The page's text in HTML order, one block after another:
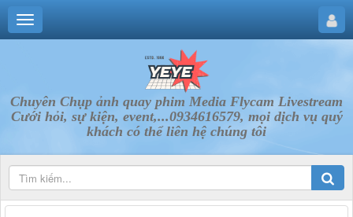
Chuyên Chụp ảnh quay phim Media Flycam Livestream
Cưới hỏi, sự kiện, event,...0934616579, mọi dịch vụ quý
khách có thể liên hệ chúng tôi